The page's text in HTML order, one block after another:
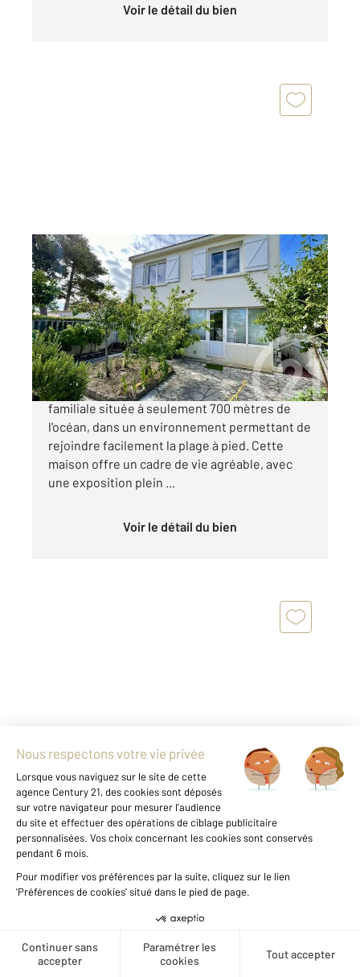
Créer une alerte
Voir le détail du bien
LA TRANCHE SUR MER 85
106 m2, 6 pièces
Ref : 1459
Maison à vendre
262 900 €
À vendre à La Tranche sur Mer, maison
familiale située à seulement 700 mètres de
l'océan, dans un environnement permettant de
rejoindre facilement la plage à pied. Cette
maison offre un cadre de vie agréable, avec
une exposition plein ...
Voir le détail du bien
LA TRANCHE SUR MER 85
56,56 m , 4 pièces
Ref : 2540
Maison à vendre
178 000 €
centre-ville de la Tranche sur mer L'agence
Century 21 Côte de Lumière vous propose, au
fond d'une impasse paisible et à seulement